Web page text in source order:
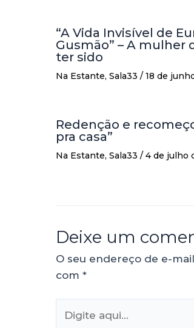
“A Vida Invisível de
Gusmão” – A mulher
ter sido
Na Estante, Sala33 / 18 de
Redenção e
pra casa”
Na Estante, Sala33 / 4 de julho
Deixe um
O seu endereço de e-
com *